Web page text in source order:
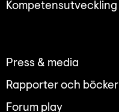
Kompetensutveckling
Press & media
Rapporter och böcker
Forum play